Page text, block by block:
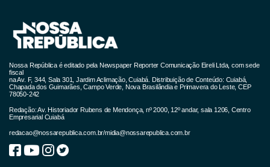
Estamos trabalhando para a satisfação de
quem precisa do transporte coletivo. Muitas
pessoas que fazem lobby nunca entraram em
um ônibus e nunca vão entrar em um
transporte coletivo. E nós estamos
trabalhando para que os que realmente
precisam do transporte coletivo tenham o
melhor”, afirmou o secretário.
Nossa República é editado pela Newspaper Reporter Comunicação Eireli Ltda, com sede
fiscal
na Av. F, 344, Sala 301, Jardim Aclimação, Cuiabá. Distribuição de Conteúdo: Cuiabá,
Chapada dos Guimarães, Campo Verde, Nova Brasilândia e Primavera do Leste, CEP
78050-242
Redação: Av. Historiador Rubens de Mendonça, nº 2000, 12º andar, sala 1206, Centro
Empresarial Cuiabá
redacao@nossarepublica.com.br/midia@nossarepublica.com.br